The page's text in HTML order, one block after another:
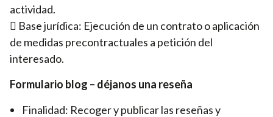
actividad.
 Base jurídica: Ejecución de un contrato o aplicación
de medidas precontractuales a petición del
interesado.
Formulario blog – déjanos una reseña
Finalidad: Recoger y publicar las reseñas y